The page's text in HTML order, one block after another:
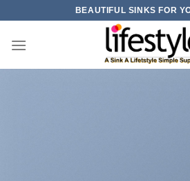
content
BEAUTIFUL SINKS FOR